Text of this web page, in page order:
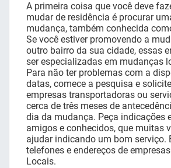
A primeira coisa que você deve
mudar de residência é procurar
mudança, também conhecida
Se você estiver promovendo a
outro bairro da sua cidade, essas
ser especializadas em mudanças
Para não ter problemas com a
datas, comece a pesquisa e
empresas transportadoras ou
cerca de três meses de
dia da mudança. Peça indicações
amigos e conhecidos, que muitas
ajudar indicando um bom serviço.
telefones e endereços de
Locais.